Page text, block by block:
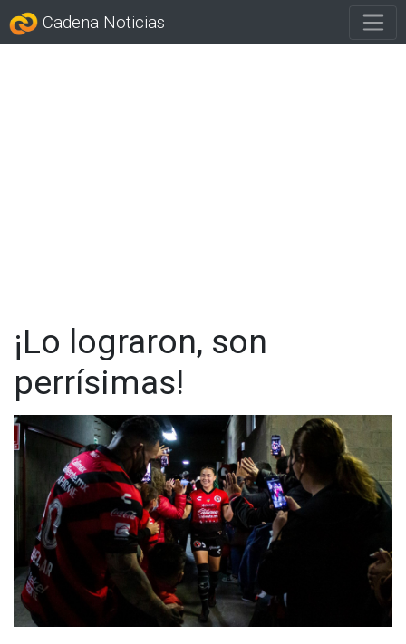
Cadena Noticias
¡Lo lograron, son
perrísimas!